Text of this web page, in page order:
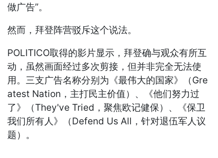
做广告”。
然而，拜登阵营驳斥这个说法。
POLITICO取得的影片显示，拜登确与观众有所互
动，虽然画面经过多次剪接，但并非完全无法使
用。三支广告名称分别为《最伟大的国家》（Gre
atest Nation，主打民主价值）、《他们努力过
了》（They've Tried，聚焦欧记健保）、《保卫
我们所有人》（Defend Us All，针对退伍军人议
题）。